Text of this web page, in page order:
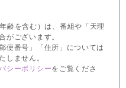
齢を含む）は、番組や「天理
がございます。
便番号」「住所」については
しません。
シーポリシーをご覧くださ